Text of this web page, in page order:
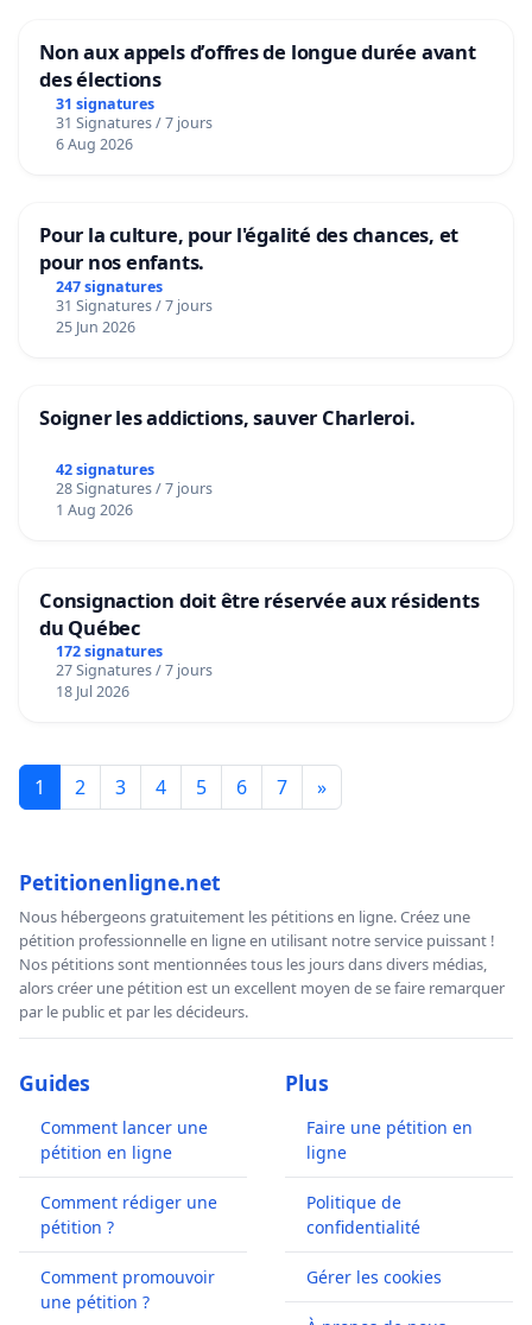
Non aux appels d’offres de longue durée avant
des élections
31 signatures
31 Signatures / 7 jours
6 Aug 2026
Pour la culture, pour l'égalité des chances, et
pour nos enfants.
247 signatures
31 Signatures / 7 jours
25 Jun 2026
Soigner les addictions, sauver Charleroi.
42 signatures
28 Signatures / 7 jours
1 Aug 2026
Consignaction doit être réservée aux résidents
du Québec
172 signatures
27 Signatures / 7 jours
18 Jul 2026
1 2 3 4 5 6 7 »
Petitionenligne.net
Nous hébergeons gratuitement les pétitions en ligne. Créez une
pétition professionnelle en ligne en utilisant notre service puissant !
Nos pétitions sont mentionnées tous les jours dans divers médias,
alors créer une pétition est un excellent moyen de se faire remarquer
par le public et par les décideurs.
Guides
Comment lancer une
pétition en ligne
Comment rédiger une
pétition ?
Comment promouvoir
une pétition ?
Plus
Faire une pétition en
ligne
Politique de
confidentialité
Gérer les cookies